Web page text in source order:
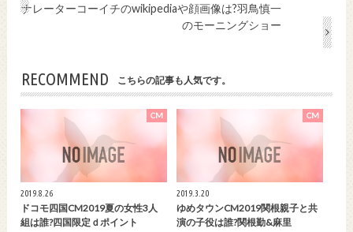
ナレーターコーイチのwikipediaや顔画像は?羽鳥慎一
のモーニングショー
RECOMMEND こちらの記事も人気です。
CM
2019.8.26
ドコモ四国CM2019夏の女性3人
組は誰?四国限定ｄポイント
CM
2019.3.20
ゆめタウンCM2019関根親子と共
演の子役は誰?関根勤&麻里